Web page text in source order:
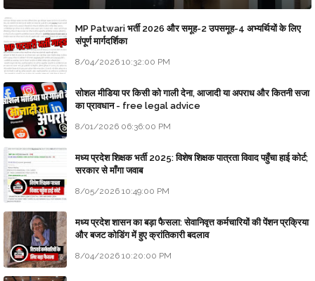
MP Patwari भर्ती 2026 और समूह-2 उपसमूह-4 अभ्यर्थियों के लिए
संपूर्ण मार्गदर्शिका
8/04/2026 10:32:00 PM
सोशल मीडिया पर किसी को गाली देना, आजादी या अपराध और कितनी सजा
का प्रावधान - free legal advice
8/01/2026 06:36:00 PM
मध्य प्रदेश शिक्षक भर्ती 2025: विशेष शिक्षक पात्रता विवाद पहुँचा हाई कोर्ट;
सरकार से माँगा जवाब
8/05/2026 10:49:00 PM
मध्य प्रदेश शासन का बड़ा फैसला: सेवानिवृत्त कर्मचारियों की पेंशन प्रक्रिया
और बजट कोडिंग में हुए क्रांतिकारी बदलाव
8/04/2026 10:20:00 PM